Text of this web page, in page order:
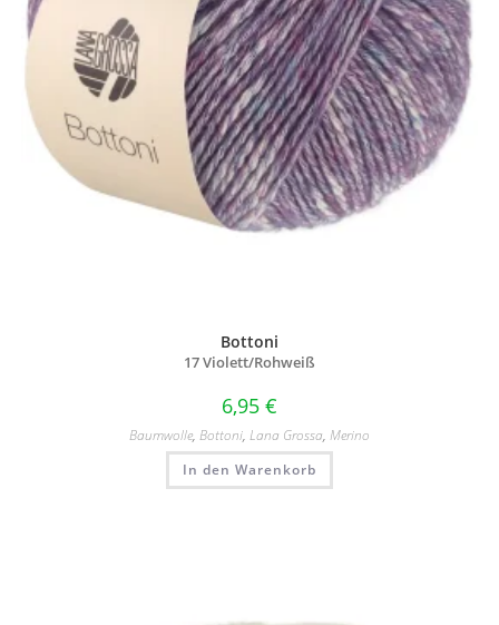
Bottoni
17 Violett/Rohweiß
6,95 €
Baumwolle, Bottoni, Lana Grossa, Merino
In den Warenkorb